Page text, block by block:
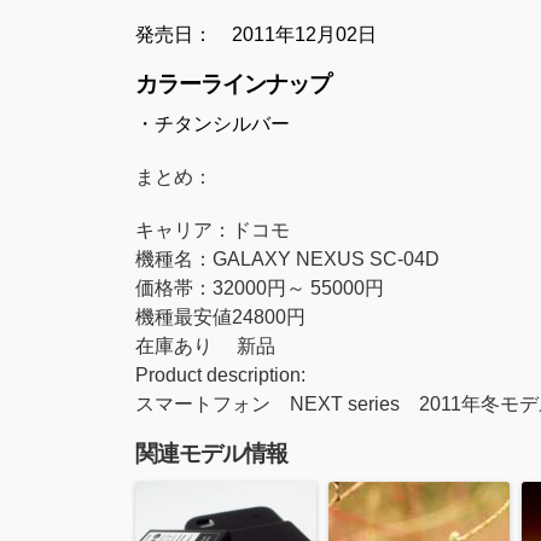
発売日： 2011年12月02日
カラーラインナップ
・チタンシルバー
まとめ：
キャリア：
ドコモ
機種名： GALAXY NEXUS SC-04D
価格帯： 32000円～ 55000円
機種最安値24800円
在庫あり 新品
Product description:
スマートフォン NEXT series 2011年冬モデ
関連モデル情報